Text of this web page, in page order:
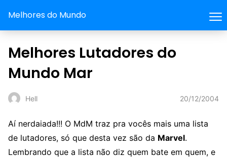
Melhores do Mundo
Melhores Lutadores do
Mundo Mar
Hell 20/12/2004
Aí nerdaiada!!! O MdM traz pra vocês mais uma lista
de lutadores, só que desta vez são da Marvel.
Lembrando que a lista não diz quem bate em quem, e